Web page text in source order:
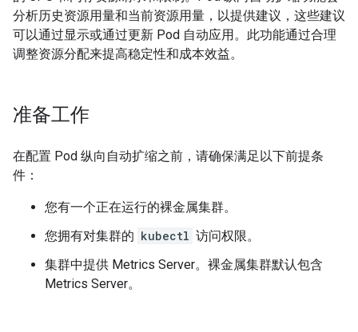
分析历史资源用量和当前资源用量，以提供建议，这些建议
可以通过显示或通过更新 Pod 自动应用。此功能通过合理
调整资源分配来提高稳定性和成本效益。
准备工作
在配置 Pod 纵向自动扩缩之前，请确保满足以下前提条
件：
您有一个正在运行的裸金属集群。
您拥有对集群的 kubectl 访问权限。
集群中提供 Metrics Server。裸金属集群默认包含
Metrics Server。